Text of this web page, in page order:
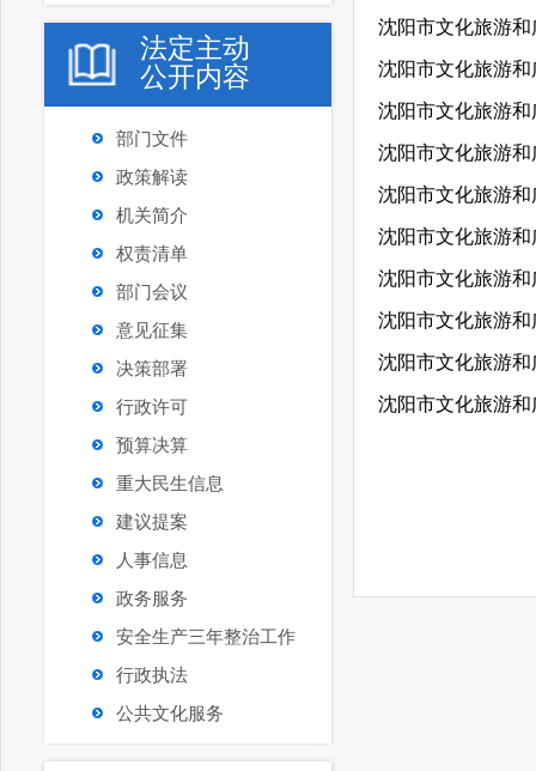
法定主动
公开内容
部门文件
政策解读
机关简介
权责清单
部门会议
意见征集
决策部署
行政许可
预算决算
重大民生信息
建议提案
人事信息
政务服务
安全生产三年整治工作
行政执法
公共文化服务
沈阳市文化旅游和
沈阳市文化旅游和
沈阳市文化旅游和
沈阳市文化旅游和
沈阳市文化旅游和
沈阳市文化旅游和
沈阳市文化旅游和
沈阳市文化旅游和
沈阳市文化旅游和